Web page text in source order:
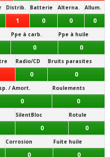
Distrib. Batterie Alterna. Allum.
1 0 0 0
Ppe à carb. Ppe à huile
0 0
Radio/CD Bruits parasites
0 0
/ Amort. Roulements
0 0
SilentBloc Rotule
0 0
Corrosion Fuite huile
0 0